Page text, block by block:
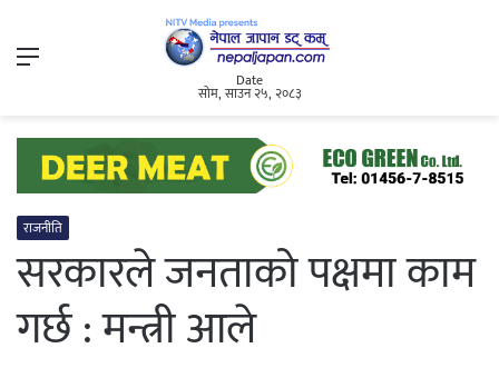
Menu
Date
सोम, साउन २५, २०८३
राजनीति
सरकारले जनताको पक्षमा काम
गर्छ : मन्त्री आले